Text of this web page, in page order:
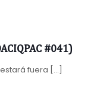
#041)
estará fuera […]